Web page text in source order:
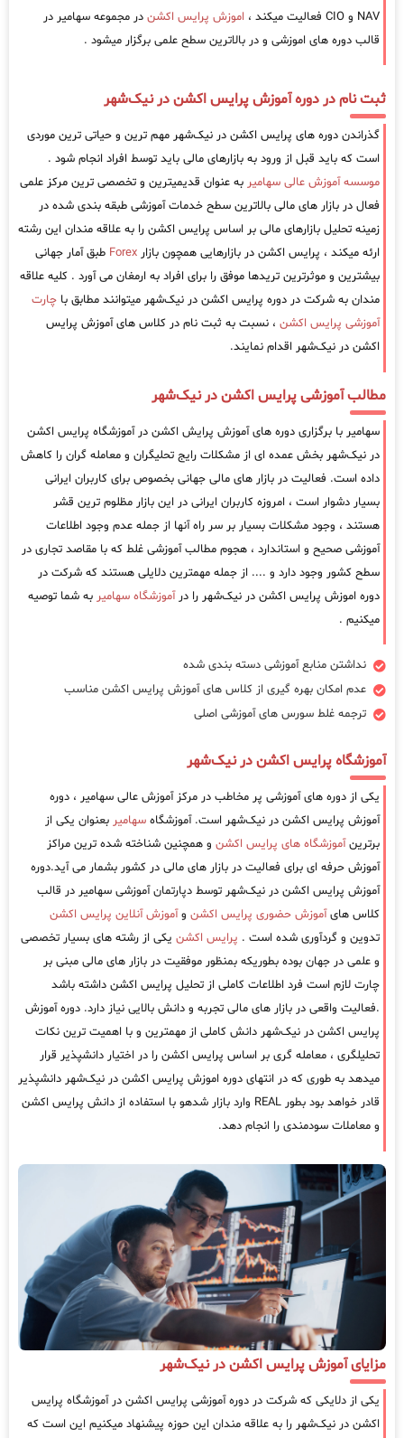
NAV و CIO فعالیت میکند ،
اموزش پرایس اکشن در مجموعه سهامیر در
قالب دوره های اموزشی و در بالاترین سطح علمی برگزار میشود .
ثبت نام در دوره آموزش پرایس اکشن در نیک‌شهر
گذراندن دوره های پرایس اکشن در نیک‌شهر مهم ترین و حیاتی ترین موردی
است که باید قبل از ورود به بازارهای مالی باید توسط افراد انجام شود .
موسسه آموزش عالی سهامیر به عنوان قدیمیترین و تخصصی ترین مرکز علمی
فعال در بازار های مالی بالاترین سطح خدمات آموزشی طبقه بندی شده در
زمینه تحلیل بازارهای مالی بر اساس پرایس اکشن را به علاقه مندان این رشته
ارئه میکند ، پرایس اکشن در بازارهایی همچون بازار Forex طبق آمار جهانی
بیشترین و موثرترین تریدها موفق را برای افراد به ارمغان می آورد . کلیه علاقه
مندان به شرکت در دوره پرایس اکشن در نیک‌شهر میتوانند مطابق با چارت
آموزشی پرایس اکشن ، نسبت به ثبت نام در کلاس های آموزش پرایس
اکشن در نیک‌شهر اقدام نمایند.
مطالب آموزشی پرایس اکشن در نیک‌شهر
سهامیر با برگزاری دوره های آموزش پرایش اکشن در آموزشگاه پرایس اکشن
در نیک‌شهر بخش عمده ای از مشکلات رایج تحلیگران و معامله گران را کاهش
داده است. فعالیت در بازار های مالی جهانی بخصوص برای کاربران ایرانی
بسیار دشوار است ، امروزه کاربران ایرانی در این بازار مظلوم ترین قشر
هستند ، وجود مشکلات بسیار بر سر راه آنها از جمله عدم وجود اطلاعات
آموزشی صحیح و استاندارد ، هجوم مطالب آموزشی غلط که با مقاصد تجاری در
سطح کشور وجود دارد و .... از جمله مهمترین دلایلی هستند که شرکت در
دوره اموزش پرایس اکشن در نیک‌شهر را درآموزشگاه سهامیر به شما توصیه
میکنیم .
نداشتن منابع آموزشی دسته بندی شده
عدم امکان بهره گیری از کلاس های آموزش پرایس اکشن مناسب
ترجمه غلط سورس های آموزشی اصلی
آموزشگاه پرایس اکشن در نیک‌شهر
یکی از دوره های آموزشی پر مخاطب در مرکز آموزش عالی سهامیر ، دوره
آموزش پرایس اکشن در نیک‌شهر است. آموزشگاه سهامیر بعنوان یکی از
برترینآموزشگاه های پرایس اکشن و همچنین شناخته شده ترین مراکز
آموزش حرفه ای برای فعالیت در بازار های مالی در کشور بشمار می آید.دوره
آموزش پرایس اکشن در نیک‌شهر توسط دپارتمان آموزشی سهامیر در قالب
کلاس هایآموزش حضوری پرایس اکشن وآموزش آنلاین پرایس اکشن
تدوین و گردآوری شده است . پرایس اکشن یکی از رشته های بسیار تخصصی
و علمی در جهان بوده بطوریکه بمنظور موفقیت در بازار های مالی مبنی بر
چارت لازم است فرد اطلاعات کاملی از تحلیل پرایس اکشن داشته باشد
.فعالیت واقعی در بازار های مالی تجربه و دانش بالایی نیاز دارد. دوره آموزش
پرایس اکشن در نیک‌شهر دانش کاملی از مهمترین و با اهمیت ترین نکات
تحلیلگری ، معامله گری بر اساس پرایس اکشن را در اختیار دانشپذیر قرار
میدهد به طوری که در انتهای دوره اموزش پرایس اکشن در نیک‌شهر دانشپذیر
قادر خواهد بود بطور REAL وارد بازار شدهو با استفاده از دانش پرایس اکشن
و معاملات سودمندی را انجام دهد.
مزایای آموزش پرایس اکشن در نیک‌شهر
یکی از دلایکی که شرکت در دوره آموزشی پرایس اکشن در آموزشگاه پرایس
اکشن در نیک‌شهر را به علاقه مندان این حوزه پیشنهاد میکنیم این است که